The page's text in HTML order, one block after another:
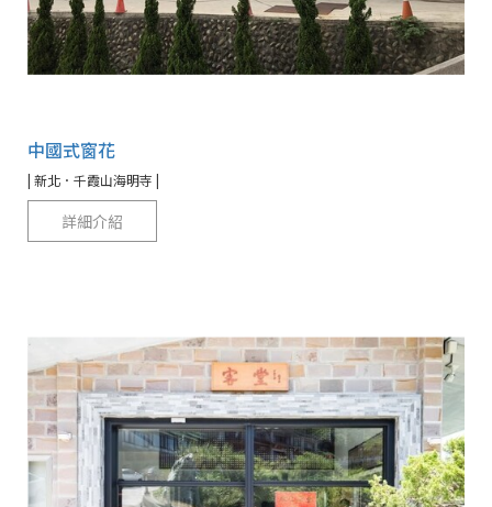
中國式窗花
| 新北．千霞山海明寺 |
詳細介紹